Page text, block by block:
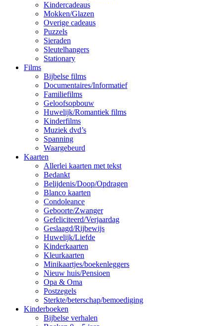
Kindercadeaus
Mokken/Glazen
Overige cadeaus
Puzzels
Sieraden
Sleutelhangers
Stationary
Films
Bijbelse films
Documentaires/Informatief
Familiefilms
Geloofsopbouw
Huwelijk/Romantiek films
Kinderfilms
Muziek dvd’s
Spanning
Waargebeurd
Kaarten
Allerlei kaarten met tekst
Bedankt
Belijdenis/Doop/Opdragen
Blanco kaarten
Condoleance
Geboorte/Zwanger
Gefeliciteerd/Verjaardag
Geslaagd/Rijbewijs
Huwelijk/Liefde
Kinderkaarten
Kleurkaarten
Minikaartjes/boekenleggers
Nieuw huis/Pensioen
Opa & Oma
Postzegels
Sterkte/beterschap/bemoediging
Kinderboeken
Bijbelse verhalen